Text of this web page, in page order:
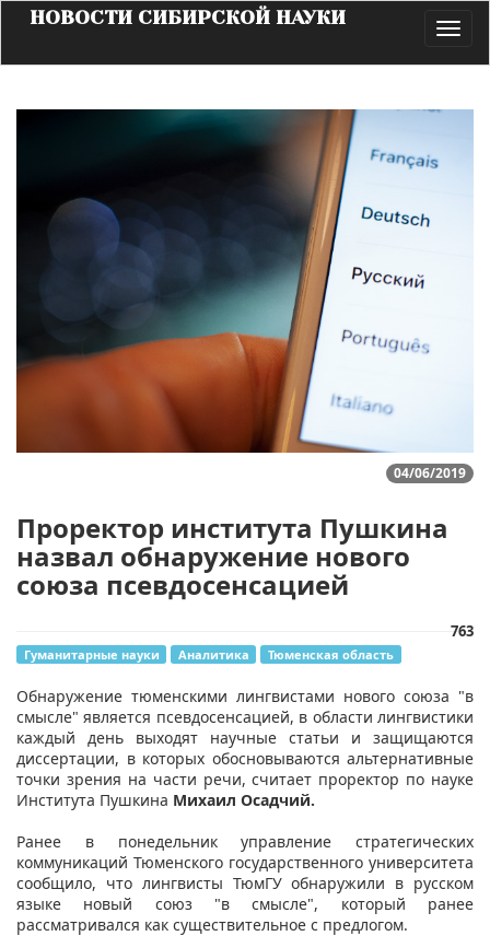
НОВОСТИ СИБИРСКОЙ НАУКИ
04/06/2019
Проректор института Пушкина
назвал обнаружение нового
союза псевдосенсацией
763
Гуманитарные науки Аналитика Тюменская область
Обнаружение тюменскими лингвистами нового союза "в
смысле" является псевдосенсацией, в области лингвистики
каждый день выходят научные статьи и защищаются
диссертации, в которых обосновываются альтернативные
точки зрения на части речи, считает проректор по науке
Института Пушкина Михаил Осадчий.
Ранее в понедельник управление стратегических
коммуникаций Тюменского государственного университета
сообщило, что лингвисты ТюмГУ обнаружили в русском
языке новый союз "в смысле", который ранее
рассматривался как существительное с предлогом.